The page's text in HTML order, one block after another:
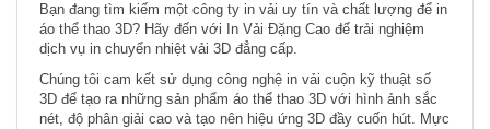
Bạn đang tìm kiếm một công ty in vải uy tín và chất lượng để in
áo thể thao 3D? Hãy đến với In Vải Đặng Cao để trải nghiệm
dịch vụ in chuyển nhiệt vải 3D đẳng cấp.
Chúng tôi cam kết sử dụng công nghệ in vải cuộn kỹ thuật số
3D để tạo ra những sản phẩm áo thể thao 3D với hình ảnh sắc
nét, độ phân giải cao và tạo nên hiệu ứng 3D đầy cuốn hút. Mực